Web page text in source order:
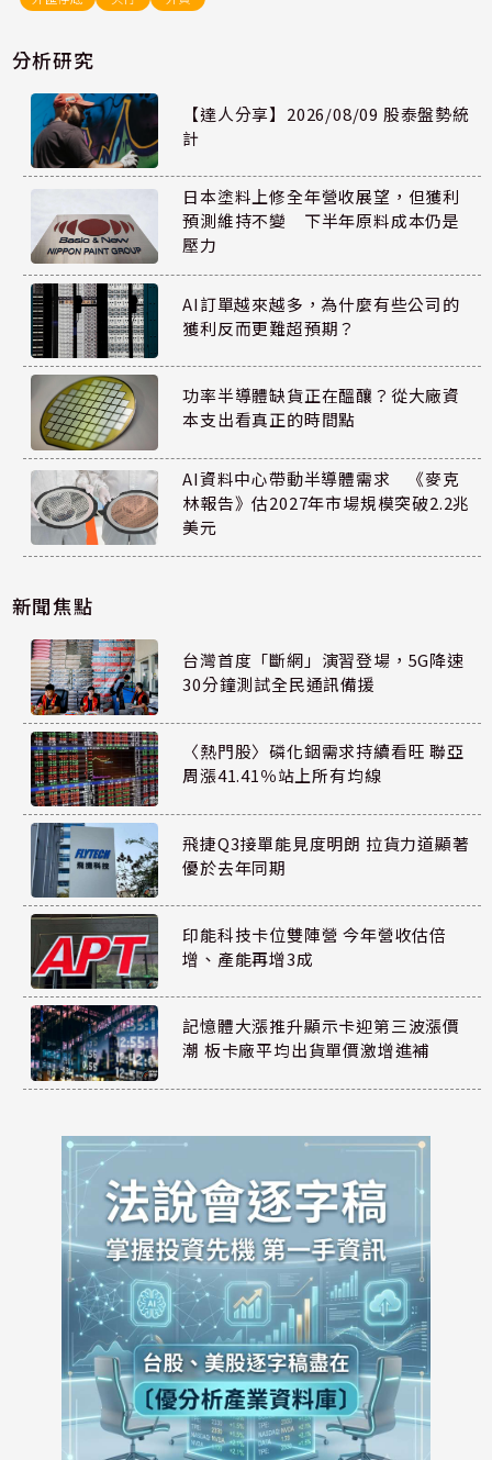
分析研究
【達人分享】2026/08/09 股泰盤勢統
計
日本塗料上修全年營收展望，但獲利
預測維持不變 下半年原料成本仍是
壓力
AI訂單越來越多，為什麼有些公司的
獲利反而更難超預期？
功率半導體缺貨正在醞釀？從大廠資
本支出看真正的時間點
AI資料中心帶動半導體需求 《麥克
林報告》估2027年市場規模突破2.2兆
美元
新聞焦點
台灣首度「斷網」演習登場，5G降速
30分鐘測試全民通訊備援
〈熱門股〉磷化銦需求持續看旺 聯亞
周漲41.41％站上所有均線
飛捷Q3接單能見度明朗 拉貨力道顯著
優於去年同期
印能科技卡位雙陣營 今年營收估倍
增、產能再增3成
記憶體大漲推升顯示卡迎第三波漲價
潮 板卡廠平均出貨單價激增進補